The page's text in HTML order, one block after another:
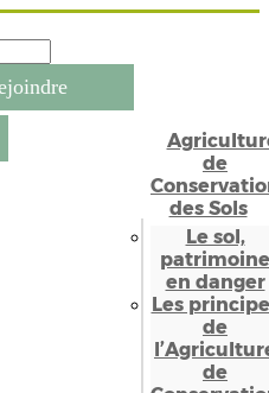
de
des Sols
Le sol,
patrimoine
en danger
Les
de
de